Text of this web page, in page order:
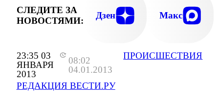
23:35 03
ЯНВАРЯ
2013
08:02
04.01.2013
РЕДАКЦИЯ ВЕСТИ.РУ
ПРОИСШЕСТВИЯ
СЛЕДИТЕ ЗА
НОВОСТЯМИ:
Дзен Макс